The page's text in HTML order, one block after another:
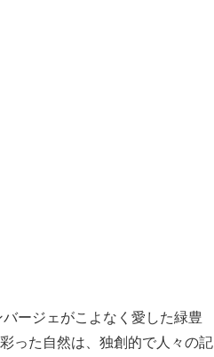
ージェがこよなく愛した緑豊
った自然は、独創的で人々の記